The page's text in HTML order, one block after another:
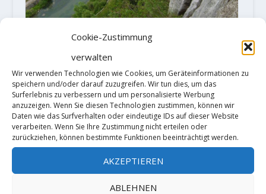
Cookie-Zustimmung
verwalten
Wir verwenden Technologien wie Cookies, um Geräteinformationen zu
speichern und/oder darauf zuzugreifen. Wir tun dies, um das
Surferlebnis zu verbessern und um personalisierte Werbung
anzuzeigen. Wenn Sie diesen Technologien zustimmen, können wir
Daten wie das Surfverhalten oder eindeutige IDs auf dieser Website
verarbeiten. Wenn Sie Ihre Zustimmung nicht erteilen oder
zurückziehen, können bestimmte Funktionen beeinträchtigt werden.
AKZEPTIEREN
ABLEHNEN
HEINZ GRILL: EIN ERSCHLIESSER
DER POLARISIERT
Jan. 27, 2020|Allgemein,Alpines Klettern
Mehrseillängenroute|12 |